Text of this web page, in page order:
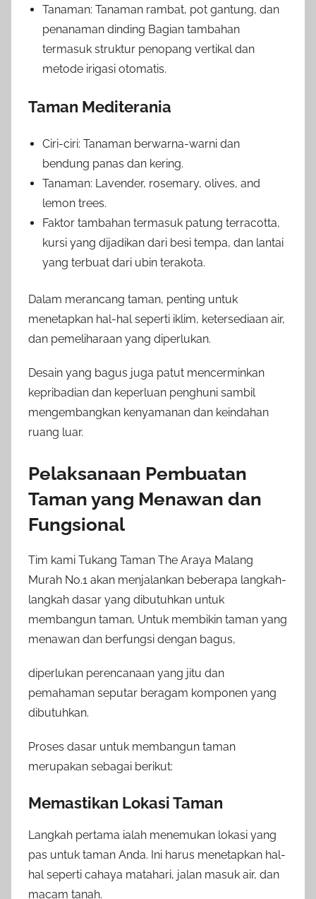
Tanaman: Tanaman rambat, pot gantung, dan
penanaman dinding Bagian tambahan
termasuk struktur penopang vertikal dan
metode irigasi otomatis.
Taman Mediterania
Ciri-ciri: Tanaman berwarna-warni dan
bendung panas dan kering.
Tanaman: Lavender, rosemary, olives, and
lemon trees.
Faktor tambahan termasuk patung terracotta,
kursi yang dijadikan dari besi tempa, dan lantai
yang terbuat dari ubin terakota.
Dalam merancang taman, penting untuk
menetapkan hal-hal seperti iklim, ketersediaan air,
dan pemeliharaan yang diperlukan.
Desain yang bagus juga patut mencerminkan
kepribadian dan keperluan penghuni sambil
mengembangkan kenyamanan dan keindahan
ruang luar.
Pelaksanaan Pembuatan
Taman yang Menawan dan
Fungsional
Tim kami Tukang Taman The Araya Malang
Murah No.1 akan menjalankan beberapa langkah-
langkah dasar yang dibutuhkan untuk
membangun taman, Untuk membikin taman yang
menawan dan berfungsi dengan bagus,
diperlukan perencanaan yang jitu dan
pemahaman seputar beragam komponen yang
dibutuhkan.
Proses dasar untuk membangun taman
merupakan sebagai berikut:
Memastikan Lokasi Taman
Langkah pertama ialah menemukan lokasi yang
pas untuk taman Anda. Ini harus menetapkan hal-
hal seperti cahaya matahari, jalan masuk air, dan
macam tanah.